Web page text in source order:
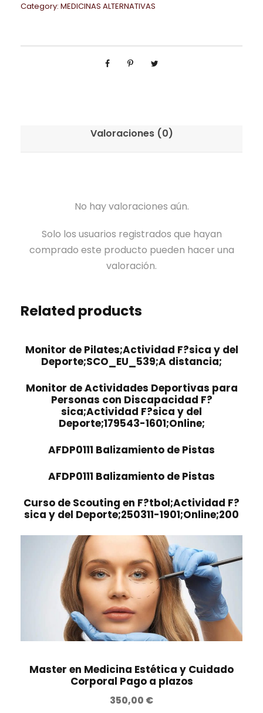
Category: MEDICINAS ALTERNATIVAS
Valoraciones (0)
No hay valoraciones aún.
Solo los usuarios registrados que hayan
comprado este producto pueden hacer una
valoración.
Related products
Monitor de Pilates;Actividad F?sica y del
Deporte;SCO_EU_539;A distancia;
Monitor de Actividades Deportivas para
Personas con Discapacidad F?
sica;Actividad F?sica y del
Deporte;179543-1601;Online;
AFDP0111 Balizamiento de Pistas
AFDP0111 Balizamiento de Pistas
Curso de Scouting en F?tbol;Actividad F?
sica y del Deporte;250311-1901;Online;200
Master en Medicina Estética y Cuidado
Corporal Pago a plazos
350,00 €